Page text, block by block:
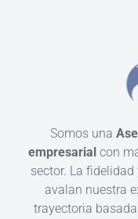
Somos una
empresarial con
sector. La
avalan nuestra
trayectoria